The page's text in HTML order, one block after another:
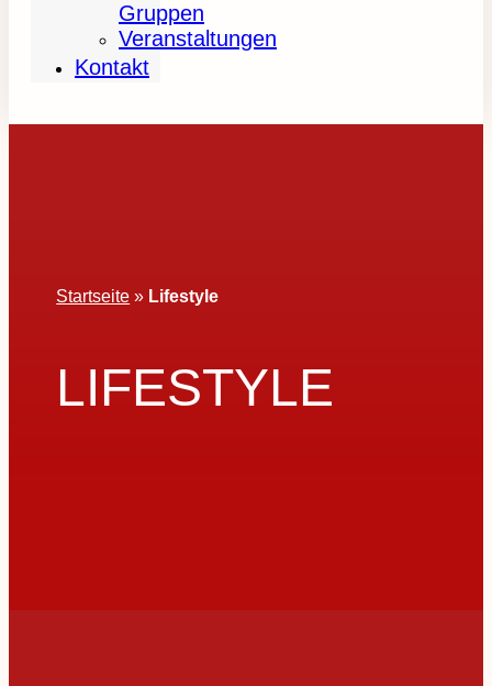
Gruppen
Veranstaltungen
Kontakt
Startseite » Lifestyle
LIFESTYLE